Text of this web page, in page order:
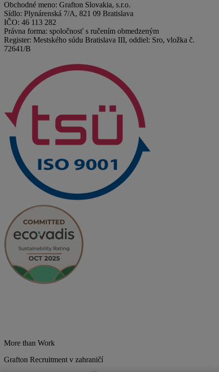
Obchodné meno: Grafton Slovakia, s.r.o.
Sídlo: Plynárenská 7/A, 821 09 Bratislava
IČO: 46 113 282
Právna forma: spoločnosť s ručením obmedzeným
Register: Mestského súdu Bratislava III, oddiel: Sro, vložka č.
72641/B
More than Work
Grafton Recruitment v zahraničí